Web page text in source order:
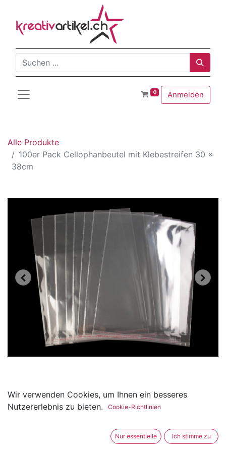
0 Anmelden
Alle Produkte
100er Pack Cellophanbeutel mit Klebestreifen 30 x
38cm
100er Pack Cellophanbeutel
mit Klebestreifen 30 x 38cm
Wir verwenden Cookies, um Ihnen ein besseres
Nutzererlebnis zu bieten.
Cookie-Richtlinien
Nur essentielle Ich stimme zu